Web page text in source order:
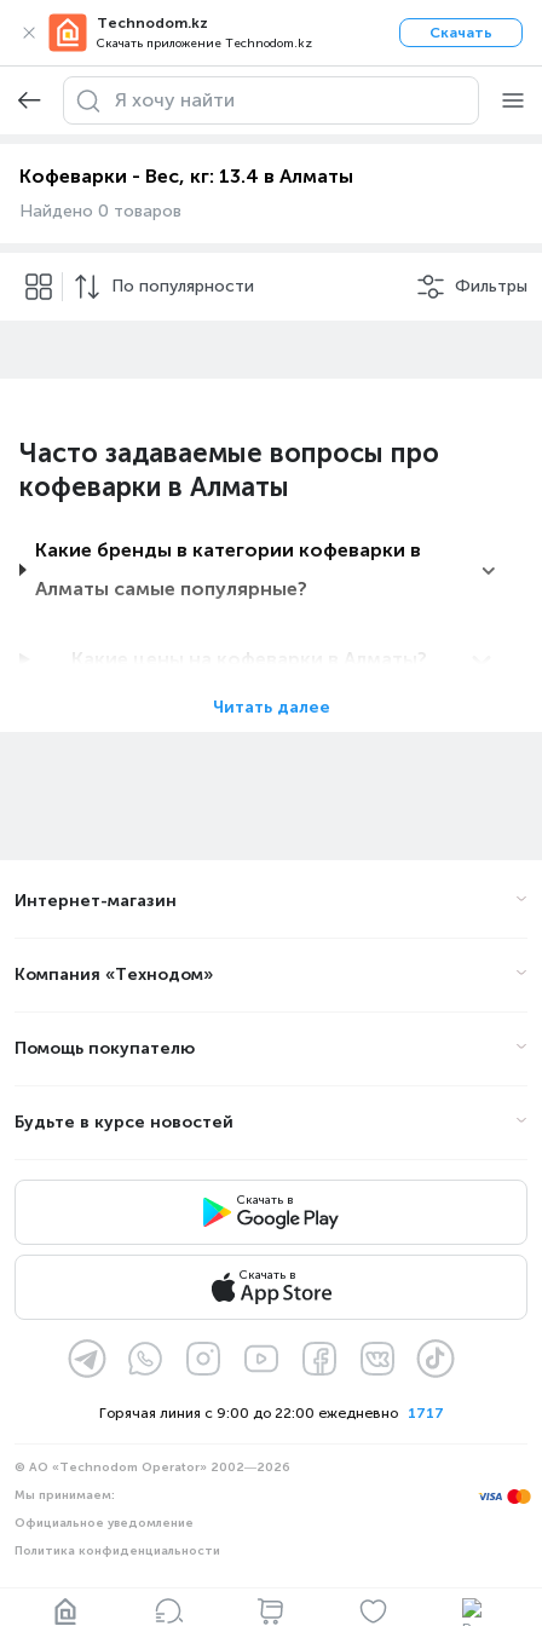
Technodom.kz
Скачать приложение Technodom.kz
Скачать
Кофеварки - Вес, кг: 13.4 в Алматы
Найдено 0 товаров
По популярности Фильтры
Часто задаваемые вопросы про
кофеварки в Алматы
Какие бренды в категории кофеварки в
Алматы самые популярные?
Какие цены на кофеварки в Алматы?
в Алматы (стоимость на Август
Читать далее
Интернет-магазин
Компания «Технодом»
Помощь покупателю
Будьте в курсе новостей
Скачать в
Скачать в
1717
Горячая линия с 9:00 до 22:00 ежедневно
© АО «Technodom Operator» 2002—2026
Мы принимаем:
Официальное уведомление
Политика конфиденциальности